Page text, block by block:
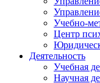
Учебно-
Центр
Деятельность
Учебная
Научная